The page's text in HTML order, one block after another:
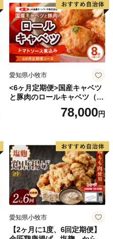
愛知県小牧市
<6ヶ月定期便>国産キャベツ
と豚肉のロールキャベツ（4P
78,000円
愛知県小牧市
【2ヶ月に1度、6回定期便】